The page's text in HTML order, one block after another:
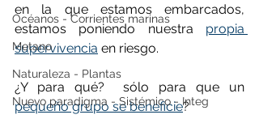
Océanos - Corrientes marinas
Metano
Naturaleza - Plantas
Nuevo paradigma - Sistémico - Integ
en la que estamos embarcados,
estamos poniendo nuestra propia
supervivencia en riesgo.
pequeño grupo se beneficie?